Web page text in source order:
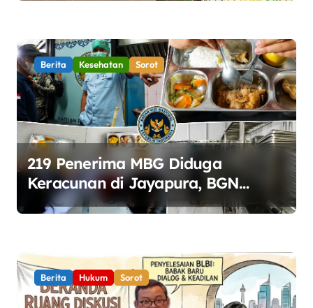
Berita Kesehatan Sorot
219 Penerima MBG Diduga
Keracunan di Jayapura, BGN
Perketat Pengawasan Keamanan
Berita Hukum Sorot